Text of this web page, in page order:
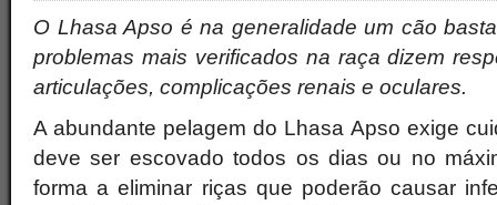
O Lhasa Apso é na generalidade um cão
problemas mais verificados na raça dizem
articulações, complicações renais e oculares.
A abundante pelagem do Lhasa Apso exige
deve ser escovado todos os dias ou no
forma a eliminar riças que poderão causar